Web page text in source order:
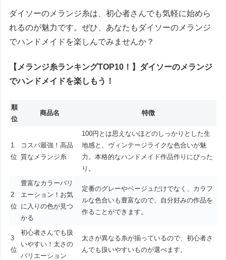
ダイソーのメランジ糸は、初心者さんでも気軽に始めら
れるのが魅力です。ぜひ、あなたもダイソーのメランジ
でハンドメイドを楽しんでみませんか？
【メランジ糸ランキングTOP10！】ダイソーのメランジ
でハンドメイドを楽しもう！
順
位
商品名 特徴
1
位
コスパ最強！高品
質なメランジ糸
100円とは思えないほどのしっかりとした生
地感と、ヴィンテージライクな色合いが魅
力。本格的なハンドメイド作品作りにぴった
り。
2
位
豊富なカラーバリ
エーション！お気
に入りの色が見つ
かる
定番のグレーやベージュだけでなく、カラフ
ルな色合いも豊富なので、自分好みの作品を
作ることができます。
3
位
初心者さんでも扱
いやすい！太さの
バリエーション
太さが異なる糸が揃っているので、初心者さ
んでも扱いやすいものが選べます。